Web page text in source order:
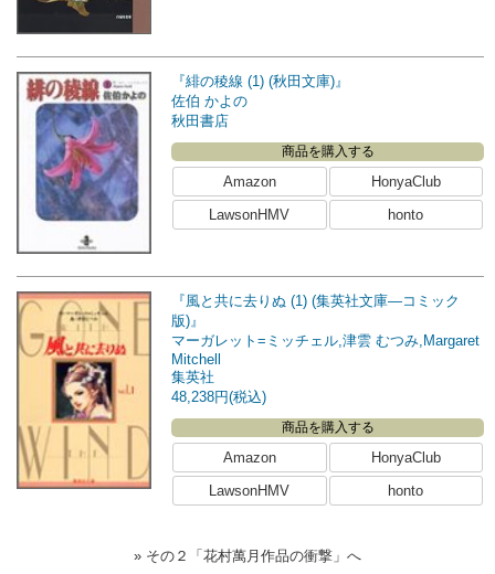
『緋の稜線 (1) (秋田文庫)』
佐伯 かよの
秋田書店
商品を購入する
Amazon
HonyaClub
LawsonHMV
honto
『風と共に去りぬ (1) (集英社文庫―コミック
版)』
マーガレット=ミッチェル,津雲 むつみ,Margaret
Mitchell
集英社
48,238円(税込)
商品を購入する
Amazon
HonyaClub
LawsonHMV
honto
» その２「花村萬月作品の衝撃」へ